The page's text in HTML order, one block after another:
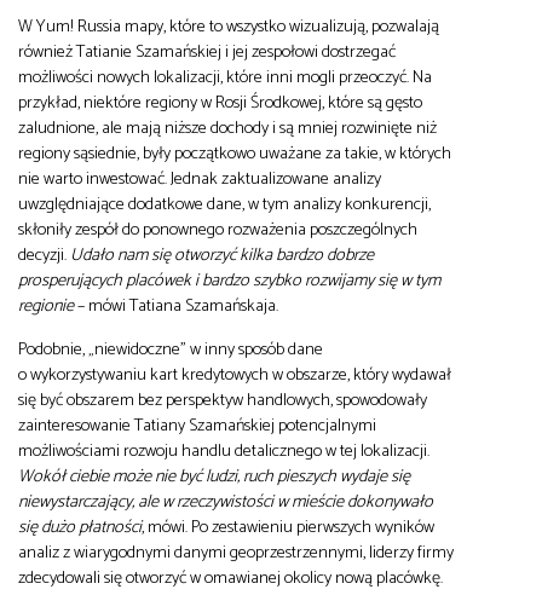
W Yum! Russia mapy, które to wszystko wizualizują, pozwalają
również Tatianie Szamańskiej i jej zespołowi dostrzegać
możliwości nowych lokalizacji, które inni mogli przeoczyć. Na
przykład, niektóre regiony w Rosji Środkowej, które są gęsto
zaludnione, ale mają niższe dochody i są mniej rozwinięte niż
regiony sąsiednie, były początkowo uważane za takie, w których
nie warto inwestować. Jednak zaktualizowane analizy
uwzględniające dodatkowe dane, w tym analizy konkurencji,
skłoniły zespół do ponownego rozważenia poszczególnych
decyzji. Udało nam się otworzyć kilka bardzo dobrze
prosperujących placówek i bardzo szybko rozwijamy się w tym
regionie– mówi Tatiana Szamańskaja.
Podobnie, „niewidoczne” w inny sposób dane
o wykorzystywaniu kart kredytowych w obszarze, który wydawał
się być obszarem bez perspektyw handlowych, spowodowały
zainteresowanie Tatiany Szamańskiej potencjalnymi
możliwościami rozwoju handlu detalicznego w tej lokalizacji.
Wokół ciebie może nie być ludzi, ruch pieszych wydaje się
niewystarczający, ale w rzeczywistości w mieście dokonywało
się dużo płatności, mówi. Po zestawieniu pierwszych wyników
analiz z wiarygodnymi danymi geoprzestrzennymi, liderzy firmy
zdecydowali się otworzyć w omawianej okolicy nową placówkę.